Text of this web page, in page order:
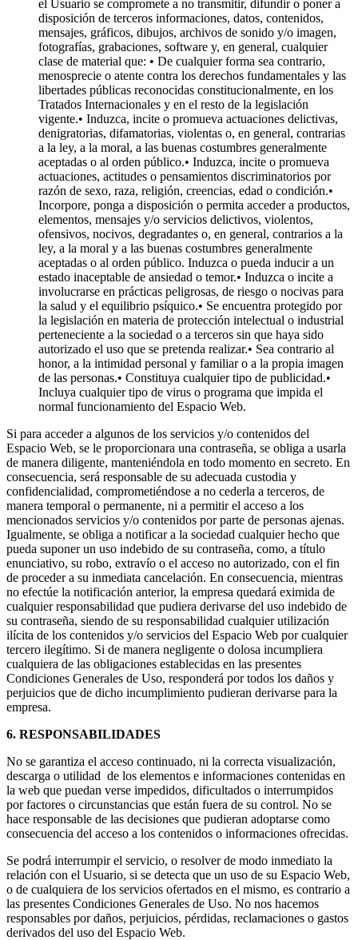
el Usuario se compromete a no transmitir, difundir o poner a
disposición de terceros informaciones, datos, contenidos,
mensajes, gráficos, dibujos, archivos de sonido y/o imagen,
fotografías, grabaciones, software y, en general, cualquier
clase de material que: • De cualquier forma sea contrario,
menosprecie o atente contra los derechos fundamentales y las
libertades públicas reconocidas constitucionalmente, en los
Tratados Internacionales y en el resto de la legislación
vigente.• Induzca, incite o promueva actuaciones delictivas,
denigratorias, difamatorias, violentas o, en general, contrarias
a la ley, a la moral, a las buenas costumbres generalmente
aceptadas o al orden público.• Induzca, incite o promueva
actuaciones, actitudes o pensamientos discriminatorios por
razón de sexo, raza, religión, creencias, edad o condición.•
Incorpore, ponga a disposición o permita acceder a productos,
elementos, mensajes y/o servicios delictivos, violentos,
ofensivos, nocivos, degradantes o, en general, contrarios a la
ley, a la moral y a las buenas costumbres generalmente
aceptadas o al orden público. Induzca o pueda inducir a un
estado inaceptable de ansiedad o temor.• Induzca o incite a
involucrarse en prácticas peligrosas, de riesgo o nocivas para
la salud y el equilibrio psíquico.• Se encuentra protegido por
la legislación en materia de protección intelectual o industrial
perteneciente a la sociedad o a terceros sin que haya sido
autorizado el uso que se pretenda realizar.• Sea contrario al
honor, a la intimidad personal y familiar o a la propia imagen
de las personas.• Constituya cualquier tipo de publicidad.•
Incluya cualquier tipo de virus o programa que impida el
normal funcionamiento del Espacio Web.
Si para acceder a algunos de los servicios y/o contenidos del
Espacio Web, se le proporcionara una contraseña, se obliga a usarla
de manera diligente, manteniéndola en todo momento en secreto. En
consecuencia, será responsable de su adecuada custodia y
confidencialidad, comprometiéndose a no cederla a terceros, de
manera temporal o permanente, ni a permitir el acceso a los
mencionados servicios y/o contenidos por parte de personas ajenas.
Igualmente, se obliga a notificar a la sociedad cualquier hecho que
pueda suponer un uso indebido de su contraseña, como, a título
enunciativo, su robo, extravío o el acceso no autorizado, con el fin
de proceder a su inmediata cancelación. En consecuencia, mientras
no efectúe la notificación anterior, la empresa quedará eximida de
cualquier responsabilidad que pudiera derivarse del uso indebido de
su contraseña, siendo de su responsabilidad cualquier utilización
ilícita de los contenidos y/o servicios del Espacio Web por cualquier
tercero ilegítimo. Si de manera negligente o dolosa incumpliera
cualquiera de las obligaciones establecidas en las presentes
Condiciones Generales de Uso, responderá por todos los daños y
perjuicios que de dicho incumplimiento pudieran derivarse para la
empresa.
6. RESPONSABILIDADES
No se garantiza el acceso continuado, ni la correcta visualización,
descarga o utilidad de los elementos e informaciones contenidas en
la web que puedan verse impedidos, dificultados o interrumpidos
por factores o circunstancias que están fuera de su control. No se
hace responsable de las decisiones que pudieran adoptarse como
consecuencia del acceso a los contenidos o informaciones ofrecidas.
Se podrá interrumpir el servicio, o resolver de modo inmediato la
relación con el Usuario, si se detecta que un uso de su Espacio Web,
o de cualquiera de los servicios ofertados en el mismo, es contrario a
las presentes Condiciones Generales de Uso. No nos hacemos
responsables por daños, perjuicios, pérdidas, reclamaciones o gastos
derivados del uso del Espacio Web.